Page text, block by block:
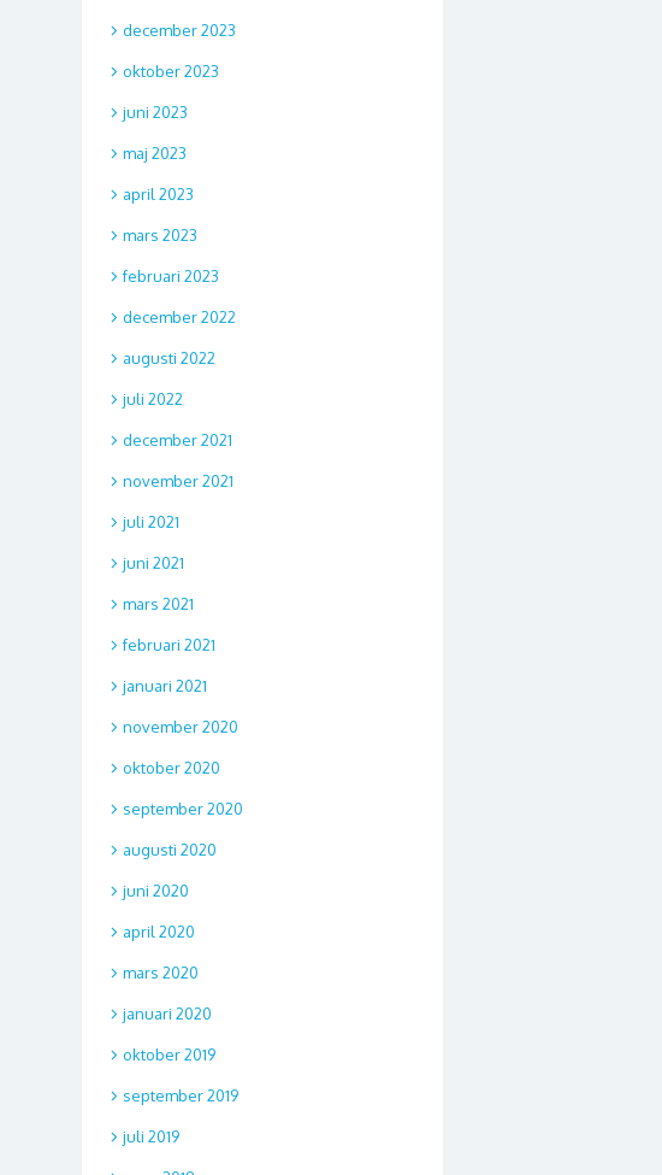
december 2023
oktober 2023
juni 2023
maj 2023
april 2023
mars 2023
februari 2023
december 2022
augusti 2022
juli 2022
december 2021
november 2021
juli 2021
juni 2021
mars 2021
februari 2021
januari 2021
november 2020
oktober 2020
september 2020
augusti 2020
juni 2020
april 2020
mars 2020
januari 2020
oktober 2019
september 2019
juli 2019